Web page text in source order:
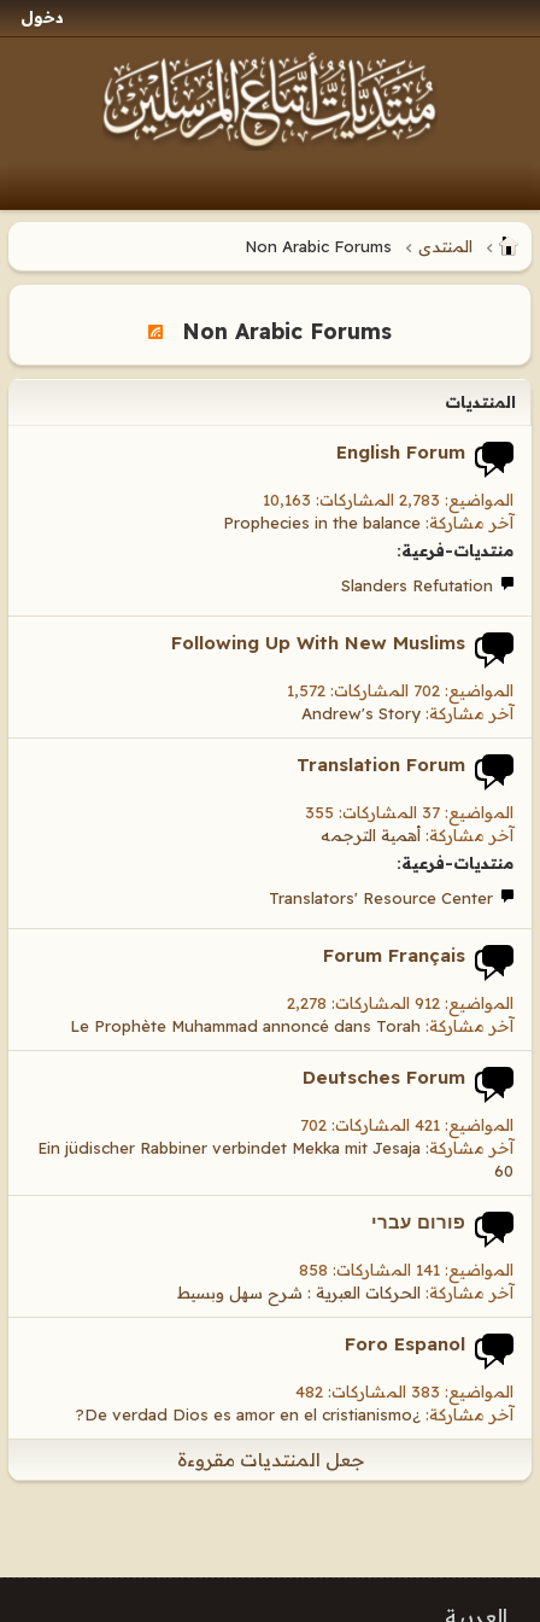
دخول
المنتدى
Non Arabic Forums
المنتديات
English Forum
المواضيع: 2,783 المشاركات: 10,163
آخر مشاركة: Prophecies in the balance
منتديات-فرعية:
Slanders Refutation
Following Up With New Muslims
المواضيع: 702 المشاركات: 1,572
آخر مشاركة: Andrew's Story
Translation Forum
المواضيع: 37 المشاركات: 355
آخر مشاركة: أهمية الترجمه
منتديات-فرعية:
Translators' Resource Center
Forum Français
المواضيع: 912 المشاركات: 2,278
آخر مشاركة: Le Prophète Muhammad annoncé dans Torah
Deutsches Forum
المواضيع: 421 المشاركات: 702
آخر مشاركة: Ein jüdischer Rabbiner verbindet Mekka mit Jesaja
60
פורום עברי
المواضيع: 141 المشاركات: 858
آخر مشاركة: الحركات العبرية : شرح سهل وبسيط
Foro Espanol
المواضيع: 383 المشاركات: 482
آخر مشاركة: ¿De verdad Dios es amor en el cristianismo?
جعل المنتديات مقروءة
العربية